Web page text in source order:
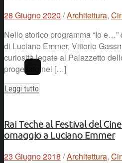
28 Giugno 2020 /Architettura,
Nello storico programma “Io
di Luciano Emmer, Vittorio
curiosità legate al Palazzetto
progettato nel […]
Leggi tutto
Rai Teche al Festival del
omaggio a Luciano Emmer
23 Giugno 2018 /Architettura,